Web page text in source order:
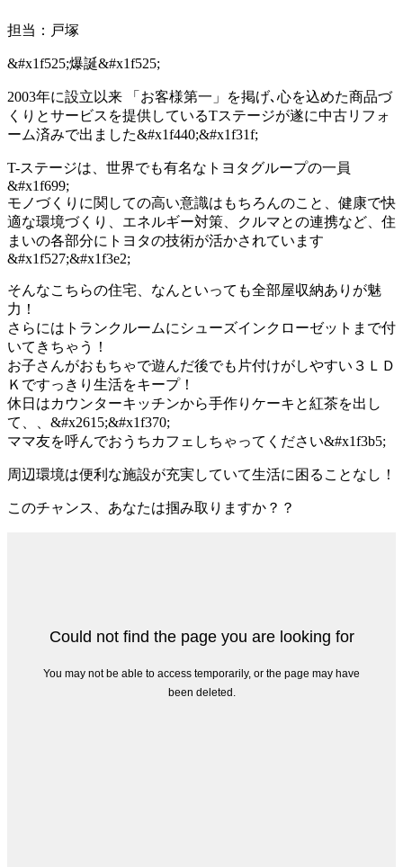
担当：戸塚
&#x1f525;爆誕&#x1f525;
2003年に設立以来 「お客様第一」を掲げ､心を込めた商品づ
くりとサービスを提供しているTステージが遂に中古リフォ
ーム済みで出ました&#x1f440;&#x1f31f;
T-ステージは、世界でも有名なトヨタグループの一員
&#x1f699;
モノづくりに関しての高い意識はもちろんのこと、健康で快
適な環境づくり、エネルギー対策、クルマとの連携など、住
まいの各部分にトヨタの技術が活かされています
&#x1f527;&#x1f3e2;
そんなこちらの住宅、なんといっても全部屋収納ありが魅
力！
さらにはトランクルームにシューズインクローゼットまで付
いてきちゃう！
お子さんがおもちゃで遊んだ後でも片付けがしやすい３ＬＤ
Ｋですっきり生活をキープ！
休日はカウンターキッチンから手作りケーキと紅茶を出し
て、、&#x2615;&#x1f370;
ママ友を呼んでおうちカフェしちゃってください&#x1f3b5;
周辺環境は便利な施設が充実していて生活に困ることなし！
このチャンス、あなたは掴み取りますか？？